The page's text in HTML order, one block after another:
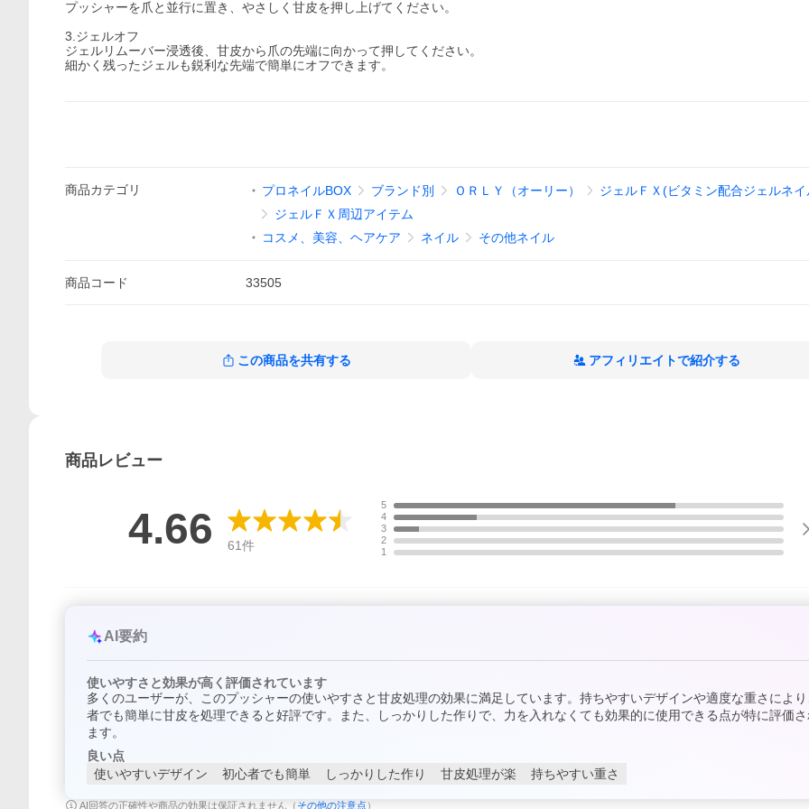
プッシャーを爪と並行に置き、やさしく甘皮を押し上げてください。
3.ジェルオフ
ジェルリムーバー浸透後、甘皮から爪の先端に向かって押してください。
細かく残ったジェルも鋭利な先端で簡単にオフできます。
商品カテゴリ プロネイルBOX ブランド別 ＯＲＬＹ（オーリー）
ジェルＦＸ(ビタミン配合ジェルネ
ジェルＦＸ周辺アイテム
コスメ、美容、ヘアケア
ネイル その他ネイル
商品コード 33505
この商品を共有する アフィリエイトで紹介する
商品レビュー
4.66 61件
5
4
3
2
1
AI要約
使いやすさと効果が高く評価されています
多くのユーザーが、このプッシャーの使いやすさと甘皮処理の効果に満足しています。持ちやすいデザインや適度な重さによ
者でも簡単に甘皮を処理できると好評です。また、しっかりした作りで、力を入れなくても効果的に使用できる点が特に評価
ます。
良い点
使いやすいデザイン
初心者でも簡単 しっかりした作り 甘皮処理が楽 持ちやすい重さ
AI回答の正確性や商品の効果は保証されません（ その他の注意点 ）